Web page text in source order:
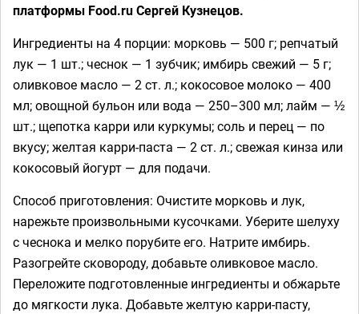
платформы Food.ru Сергей Кузнецов.
Ингредиенты на 4 порции: морковь — 500 г; репчатый
лук — 1 шт.; чеснок — 1 зубчик; имбирь свежий — 5 г;
оливковое масло — 2 ст. л.; кокосовое молоко — 400
мл; овощной бульон или вода — 250–300 мл; лайм — ½
шт.; щепотка карри или куркумы; соль и перец — по
вкусу; желтая карри-паста — 2 ст. л.; свежая кинза или
кокосовый йогурт — для подачи.
Способ приготовления: Очистите морковь и лук,
нарежьте произвольными кусочками. Уберите шелуху
с чеснока и мелко порубите его. Натрите имбирь.
Разогрейте сковороду, добавьте оливковое масло.
Переложите подготовленные ингредиенты и обжарьте
до мягкости лука. Добавьте желтую карри-пасту,